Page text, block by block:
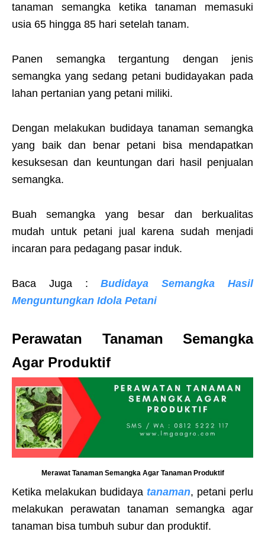
tanaman semangka ketika tanaman memasuki
usia 65 hingga 85 hari setelah tanam.
Panen semangka tergantung dengan jenis
semangka yang sedang petani budidayakan pada
lahan pertanian yang petani miliki.
Dengan melakukan budidaya tanaman semangka
yang baik dan benar petani bisa mendapatkan
kesuksesan dan keuntungan dari hasil penjualan
semangka.
Buah semangka yang besar dan berkualitas
mudah untuk petani jual karena sudah menjadi
incaran para pedagang pasar induk.
Baca Juga :Budidaya Semangka Hasil
Menguntungkan Idola Petani
Perawatan Tanaman Semangka
Agar Produktif
Merawat Tanaman Semangka Agar Tanaman Produktif
Ketika melakukan budidaya tanaman, petani perlu
melakukan perawatan tanaman semangka agar
tanaman bisa tumbuh subur dan produktif.